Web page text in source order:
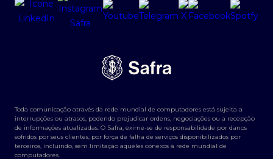
Toda comunicação através da rede mundial de computadores está sujeita a
interrupções ou atrasos, podendo prejudicar ordens, negociações ou a recepção
de informações atualizadas. O Safra, exime-se de responsabilidade por danos
sofridos por seus clientes, por força de falha de serviços disponibilizados por
terceiros, incluindo, sem limitação aqueles conexos à rede mundial de
computadores.